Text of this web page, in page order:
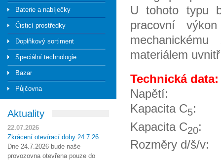
Baterie a nabíječky
Čisticí prostředky
Doplňkový sortiment
Speciální technologie
Bazar
Půjčovna
Aktuality
22.07.2026
Zkrácení otevírací doby 24.7.26
Dne 24.7.2026 bude naše
provozovna otevřena pouze do
U tohoto typu
pracovní
materiálem
Technická data:
Kapacita C5:
Kapacita C20:
Rozměry